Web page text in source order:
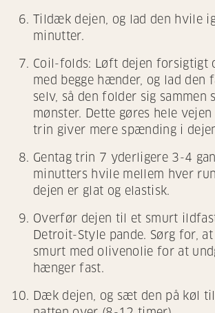
Tildæk dejen, og lad den hvile
minutter.
Coil-folds: Løft dejen forsigtigt
med begge hænder, og lad den
selv, så den folder sig sammen
mønster. Dette gøres hele
trin giver mere spænding i
Gentag trin 7 yderligere 3-4
minutters hvile mellem hver
dejen er glat og elastisk.
Overfør dejen til et smurt
Detroit-Style pande. Sørg for,
smurt med olivenolie for at
hænger fast.
Dæk dejen, og sæt den på køl